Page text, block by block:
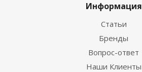
Информация
Статьи
Бренды
Вопрос-ответ
Наши Клиенты